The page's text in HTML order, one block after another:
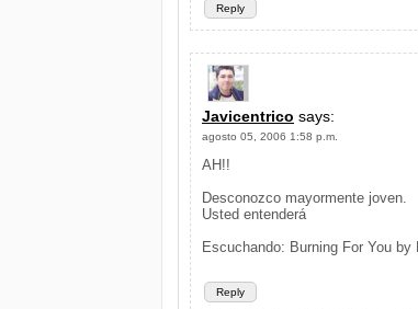
Reply
Javicentrico says:
agosto 05, 2006 1:58 p.m.
Reply
AH!!
Desconozco mayormente joven.
Usted entenderá
Escuchando: Burning For You by